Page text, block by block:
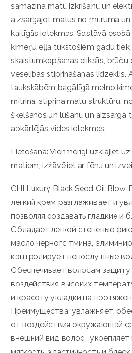
samazina matu izkrišanu un
aizsargājot matus no mitruma
kaitīgās ietekmes. Sastāvā
ķimeņu eļļa tūkstošiem gadu
skaistumkopšanas eliksīrs, brūču
veselības stiprināšanas līdzeklis.
taukskābēm bagātīgā melno
mitrina, stiprina matu struktūru,
šķelšanos un lūšanu un aizsargā
apkārtējās vides ietekmes.
Lietošana: Vienmērīgi uzklājiet
matiem, izžāvējiet ar fēnu un
CHI Luxury Black Seed Oil Blow
легкий крем разглаживает и
позволяя создавать гладкие и
Обладает легкой степенью
масло черного тмина,
контролирует непослушные
Обеспечивает волосам
воздействия высоких
и красоту укладки на
Преимущества: увлажняет,
от воздействия окружающей
внешний вид волос ,